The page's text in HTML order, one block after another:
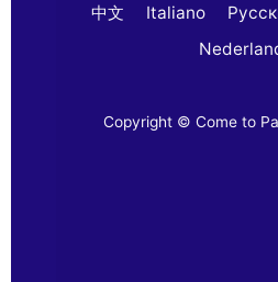
中文
Italiano
Copyright © Come to